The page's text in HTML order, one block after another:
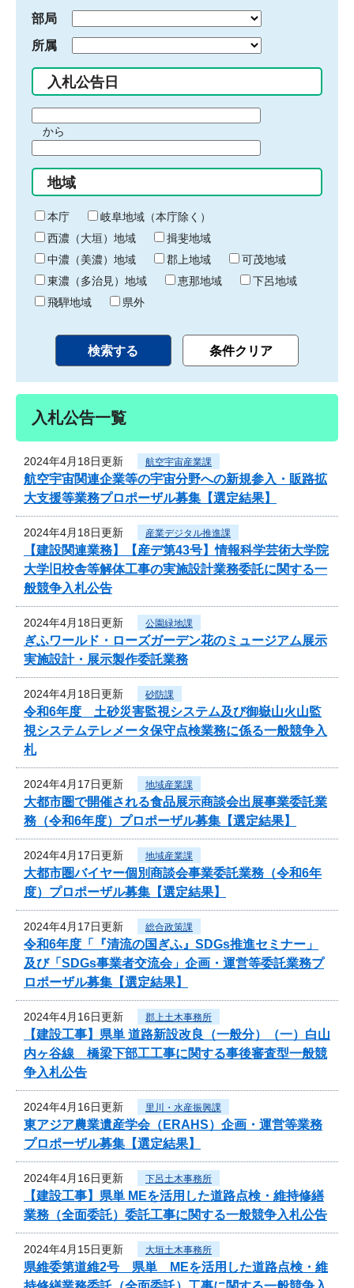
部局
所属
入札公告日
間
始
り
から
間
終
わ
り
地域
本庁
岐阜地域（本庁除く）
西濃（大垣）地域
揖斐地域
中濃（美濃）地域
郡上地域
可茂地域
東濃（多治見）地域
恵那地域
下呂地域
飛騨地域
県外
入札公告一覧
2024年4月18日更新 航空宇宙産業課
航空宇宙関連企業等の宇宙分野への新規参入・販路拡
大支援等業務プロポーザル募集【選定結果】
2024年4月18日更新 産業デジタル推進課
【建設関連業務】【産デ第43号】情報科学芸術大学院
大学旧校舎等解体工事の実施設計業務委託に関する一
般競争入札公告
2024年4月18日更新 公園緑地課
ぎふワールド・ローズガーデン花のミュージアム展示
実施設計・展示製作委託業務
2024年4月18日更新 砂防課
令和6年度 土砂災害監視システム及び御嶽山火山監
視システムテレメータ保守点検業務に係る一般競争入
札
2024年4月17日更新 地域産業課
大都市圏で開催される食品展示商談会出展事業委託業
務（令和6年度）プロポーザル募集【選定結果】
2024年4月17日更新 地域産業課
大都市圏バイヤー個別商談会事業委託業務（令和6年
度）プロポーザル募集【選定結果】
2024年4月17日更新 総合政策課
令和6年度「『清流の国ぎふ』SDGs推進セミナー」
及び「SDGs事業者交流会」企画・運営等委託業務プ
ロポーザル募集【選定結果】
2024年4月16日更新 郡上土木事務所
【建設工事】県単 道路新設改良（一般分）（一）白山
内ヶ谷線 橋梁下部工工事に関する事後審査型一般競
争入札公告
2024年4月16日更新 里川・水産振興課
東アジア農業遺産学会（ERAHS）企画・運営等業務
プロポーザル募集【選定結果】
2024年4月16日更新 下呂土木事務所
【建設工事】県単 MEを活用した道路点検・維持修繕
業務（全面委託）委託工事に関する一般競争入札公告
2024年4月15日更新 大垣土木事務所
県維委第道維2号 県単 MEを活用した道路点検・維